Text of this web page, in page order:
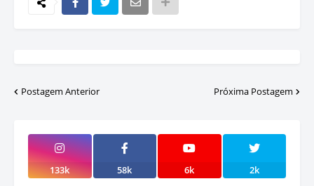
Postagem Anterior Próxima Postagem
133k 58k 6k 2k